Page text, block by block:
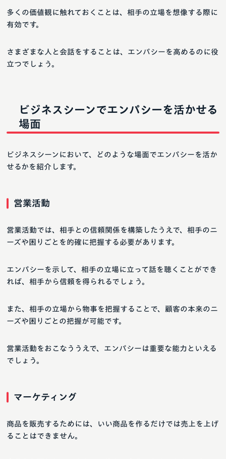
多くの価値観に触れておくことは、相手の立場を想像する際に
有効です。
さまざまな人と会話をすることは、エンパシーを高めるのに役
立つでしょう。
ビジネスシーンでエンパシーを活かせる
場面
ビジネスシーンにおいて、どのような場面でエンパシーを活か
せるかを紹介します。
営業活動
営業活動では、相手との信頼関係を構築したうえで、相手のニ
ーズや困りごとを的確に把握する必要があります。
エンパシーを示して、相手の立場に立って話を聴くことができ
れば、相手から信頼を得られるでしょう。
また、相手の立場から物事を把握することで、顧客の本来のニ
ーズや困りごとの把握が可能です。
営業活動をおこなううえで、エンパシーは重要な能力といえる
でしょう。
マーケティング
商品を販売するためには、いい商品を作るだけでは売上を上げ
ることはできません。